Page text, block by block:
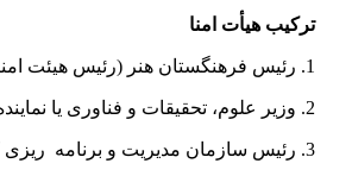
ترکیب هیأت امنا
3. رئیس سازمان مدیریت و برنامه ‌ ریزی کشور یا نماینده وی